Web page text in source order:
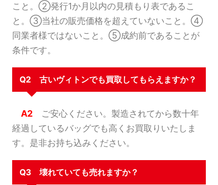
こと。②発行1か月以内の見積もり表であるこ
と。③当社の販売価格を超えていないこと。④
同業者様ではないこと。⑤成約前であることが
条件です。
Q2 古いヴィトンでも買取してもらえますか？
A2 ご安心ください。製造されてから数十年
経過しているバッグでも高くお買取りいたしま
す。是非お持ち込みください。
Q3 壊れていても売れますか？